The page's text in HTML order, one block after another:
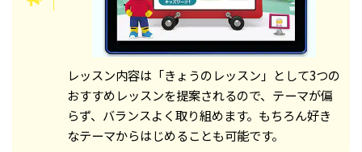
レッスン内容は「きょうのレッスン」として3つの
おすすめレッスンを提案されるので、テーマが偏
らず、バランスよく取り組めます。もちろん好き
なテーマからはじめることも可能です。